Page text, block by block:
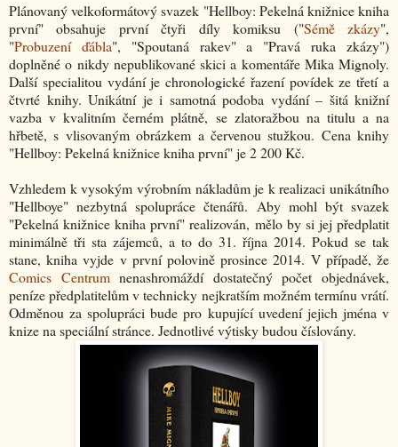
Plánovaný velkoformátový svazek "Hellboy: Pekelná knižnice kniha
první" obsahuje první čtyři díly komiksu ("Sémě zkázy",
"Probuzení ďábla", "Spoutaná rakev" a "Pravá ruka zkázy")
doplněné o nikdy nepublikované skici a komentáře Mika Mignoly.
Další specialitou vydání je chronologické řazení povídek ze třetí a
čtvrté knihy. Unikátní je i samotná podoba vydání – šitá knižní
vazba v kvalitním černém plátně, se zlatoražbou na titulu a na
hřbetě, s vlisovaným obrázkem a červenou stužkou. Cena knihy
"Hellboy: Pekelná knižnice kniha první" je 2 200 Kč.
Vzhledem k vysokým výrobním nákladům je k realizaci unikátního
"Hellboye" nezbytná spolupráce čtenářů. Aby mohl být svazek
"Pekelná knižnice kniha první" realizován, mělo by si jej předplatit
minimálně tři sta zájemců, a to do 31. října 2014. Pokud se tak
stane, kniha vyjde v první polovině prosince 2014. V případě, že
Comics Centrumnenashromáždí dostatečný počet objednávek,
peníze předplatitelům v technicky nejkratším možném termínu vrátí.
Odměnou za spolupráci bude pro kupující uvedení jejich jména v
knize na speciální stránce. Jednotlivé výtisky budou číslovány.